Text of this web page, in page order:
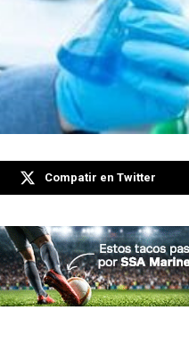
Compatir en Twitter